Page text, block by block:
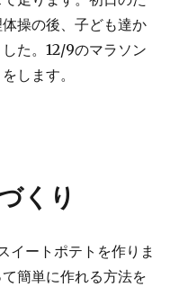
操の後、子ども達か
た。12/9のマラソン
します。
くり
イートポテトを作りま
簡単に作れる方法を